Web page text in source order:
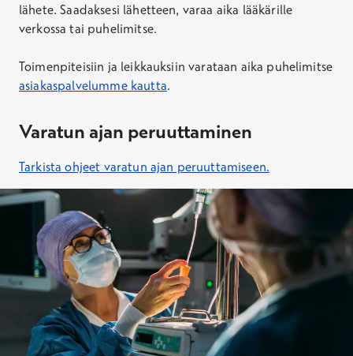
lähete. Saadaksesi lähetteen, varaa aika lääkärille
verkossa tai puhelimitse.
Toimenpiteisiin ja leikkauksiin varataan aika puhelimitse
asiakaspalvelumme kautta.
Varatun ajan peruuttaminen
Tarkista ohjeet varatun ajan peruuttamiseen.